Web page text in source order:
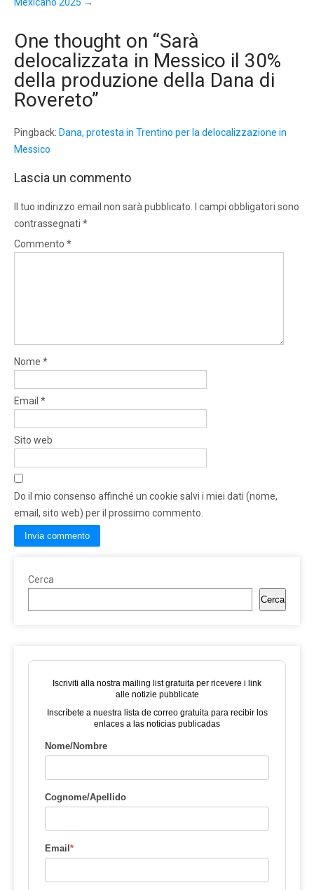
One thought on “Sarà
delocalizzata in Messico il 30%
della produzione della Dana di
Rovereto”
Pingback: Dana, protesta in Trentino per la delocalizzazione in
Messico
Lascia un commento
Il tuo indirizzo email non sarà pubblicato. I campi obbligatori sono
contrassegnati *
Commento *
Nome *
Email *
Sito web
Do il mio consenso affinché un cookie salvi i miei dati (nome,
email, sito web) per il prossimo commento.
Cerca
Cerca
Iscriviti alla nostra mailing list gratuita per ricevere i link
alle notizie pubblicate
Inscríbete a nuestra lista de correo gratuita para recibir los
enlaces a las noticias publicadas
Nome/Nombre
Cognome/Apellido
Email*